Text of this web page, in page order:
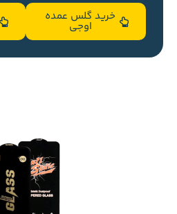
خرید گلس عمده
اوجی